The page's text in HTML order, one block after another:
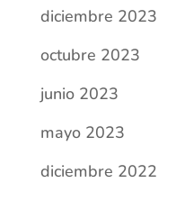
diciembre 2023
octubre 2023
junio 2023
mayo 2023
diciembre 2022